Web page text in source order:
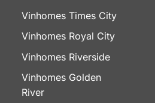
Vinhomes Times City
Vinhomes Royal City
Vinhomes Riverside
Vinhomes Golden
River